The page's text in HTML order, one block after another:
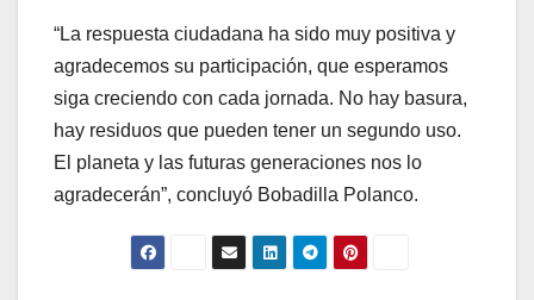
“La respuesta ciudadana ha sido muy positiva y
agradecemos su participación, que esperamos
siga creciendo con cada jornada. No hay basura,
hay residuos que pueden tener un segundo uso.
El planeta y las futuras generaciones nos lo
agradecerán”, concluyó Bobadilla Polanco.